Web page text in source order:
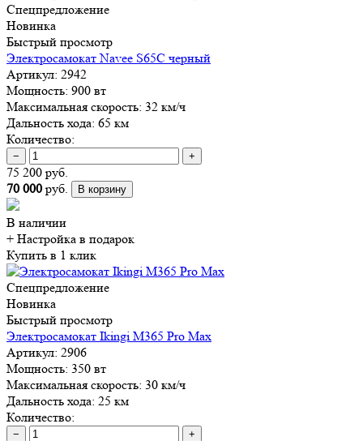
Спецпредложение
Новинка
Быстрый просмотр
Электросамокат Navee S65C черный
Артикул: 2942
Мощность: 900 вт
Максимальная скорость: 32 км/ч
Дальность хода: 65 км
Количество:
− +
75 200 руб.
70 000 руб. В корзину
В наличии
+ Настройка в подарок
Купить в 1 клик
Спецпредложение
Новинка
Быстрый просмотр
Электросамокат Ikingi M365 Pro Max
Артикул: 2906
Мощность: 350 вт
Максимальная скорость: 30 км/ч
Дальность хода: 25 км
Количество:
− +